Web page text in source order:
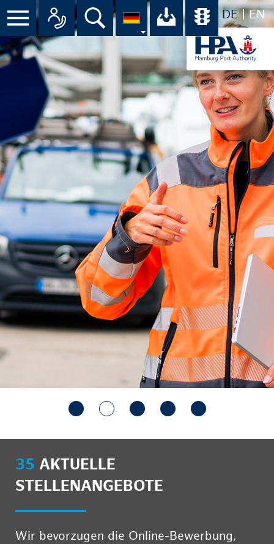
DE EN
Suche Ihr Download-
35 AKTUELLE
STELLENANGEBOTE
Wir bevorzugen die Online-Bewerbung,